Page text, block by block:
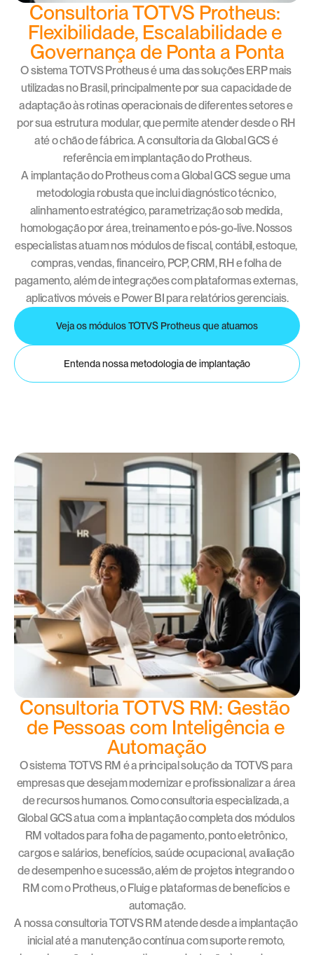
Consultoria TOTVS Protheus:
Flexibilidade, Escalabilidade e
Governança de Ponta a Ponta
O sistema TOTVS Protheus é uma das soluções ERP mais
utilizadas no Brasil, principalmente por sua capacidade de
adaptação às rotinas operacionais de diferentes setores e
por sua estrutura modular, que permite atender desde o RH
até o chão de fábrica. A consultoria da Global GCS é
referência em implantação do Protheus.
A implantação do Protheus com a Global GCS segue uma
metodologia robusta que inclui diagnóstico técnico,
alinhamento estratégico, parametrização sob medida,
homologação por área, treinamento e pós-go-live. Nossos
especialistas atuam nos módulos de fiscal, contábil, estoque,
compras, vendas, financeiro, PCP, CRM, RH e folha de
pagamento, além de integrações com plataformas externas,
aplicativos móveis e Power BI para relatórios gerenciais.
Veja os módulos TOTVS Protheus que atuamos
Entenda nossa metodologia de implantação
Consultoria TOTVS RM: Gestão
de Pessoas com Inteligência e
Automação
O sistema TOTVS RM é a principal solução da TOTVS para
empresas que desejam modernizar e profissionalizar a área
de recursos humanos. Como consultoria especializada, a
Global GCS atua com a implantação completa dos módulos
RM voltados para folha de pagamento, ponto eletrônico,
cargos e salários, benefícios, saúde ocupacional, avaliação
de desempenho e sucessão, além de projetos integrando o
RM com o Protheus, o Fluig e plataformas de benefícios e
automação.
A nossa consultoria TOTVS RM atende desde a implantação
inicial até a manutenção contínua com suporte remoto,